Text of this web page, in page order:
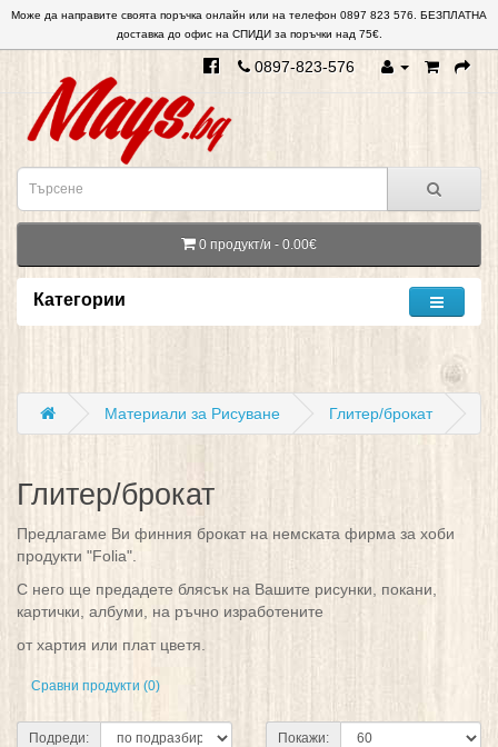
Може да направите своята поръчка онлайн или на телефон 0897 823 576. БЕЗПЛАТНА
доставка до офис на СПИДИ за поръчки над 75€.
0897-823-576
0 продукт/и - 0.00€
Категории
Материали за Рисуване Глитер/брокат
Глитер/брокат
Предлагаме Ви финния брокат на немската фирма за хоби
продукти "Folia".
С него ще предадете блясък на Вашите рисунки, покани,
картички, албуми, на ръчно изработените
от хартия или плат цветя.
Сравни продукти (0)
Подреди: Покажи: